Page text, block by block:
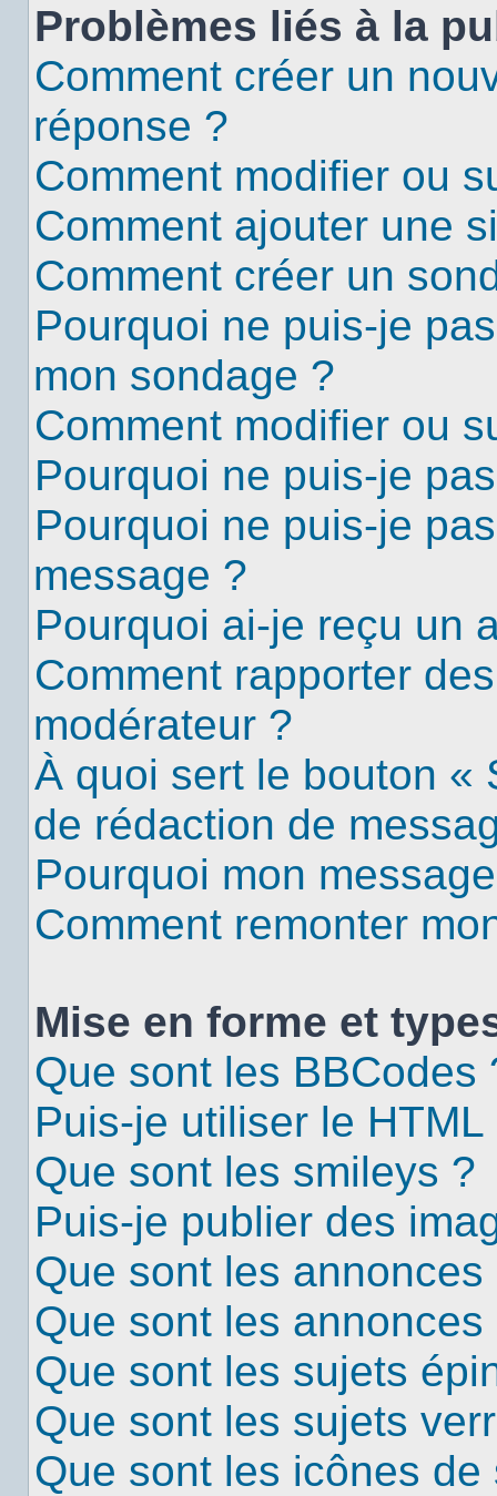
Problèmes liés à la
Comment créer un
réponse ?
Comment modifier ou
Comment ajouter une
Comment créer un
Pourquoi ne puis-je
mon sondage ?
Comment modifier ou
Pourquoi ne puis-je
Pourquoi ne puis-je
message ?
Pourquoi ai-je reçu un
Comment rapporter
modérateur ?
À quoi sert le bouton «
de rédaction de
Pourquoi mon
Comment remonter
Mise en forme et
Que sont les BBCodes
Puis-je utiliser le HTML
Que sont les smileys ?
Puis-je publier des
Que sont les
Que sont les annonces
Que sont les sujets
Que sont les sujets
Que sont les icônes de